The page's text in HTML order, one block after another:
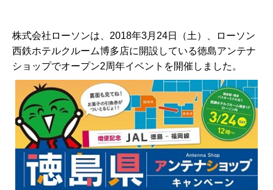
株式会社ローソンは、2018年3月24日（土）、ローソン
西鉄ホテルクルーム博多店に開設している徳島アンテナ
ショップでオープン2周年イベントを開催しました。